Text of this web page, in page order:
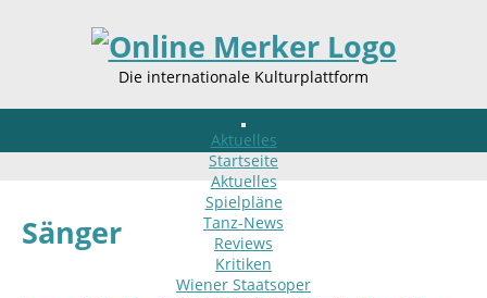
Die internationale Kulturplattform
Aktuelles
Startseite
Aktuelles
Spielpläne
Tanz-News
Reviews
Kritiken
Wiener Staatsoper
Sänger